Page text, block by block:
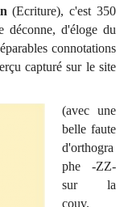
(Ecriture), c'est 350
déconne, d'éloge du
connotations
capturé sur le site
(avec une
belle faute
d'orthogra
phe -ZZ-
sur la
couv.